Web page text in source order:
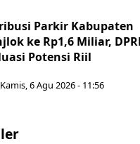
Parkir Kabupaten
ke Rp1,6 Miliar,
Potensi Riil
Kamis, 6 Agu 2026 - 11:56